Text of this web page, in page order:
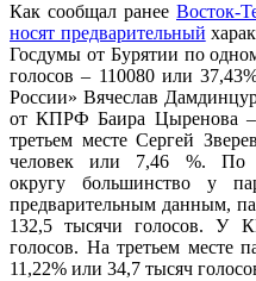
Как сообщал ранее Восток-
носят предварительный
Госдумы от Бурятии по
голосов – 110080 или
России» Вячеслав
от КПРФ Баира Цыренова –
третьем месте Сергей
человек или 7,46 %. По
округу большинство у
предварительным данным,
132,5 тысячи голосов. У
голосов. На третьем месте
11,22% или 34,7 тысяч